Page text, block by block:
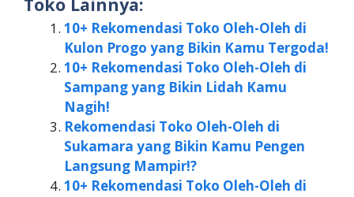
10+ Rekomendasi Toko Oleh-Oleh di
Kulon Progo yang Bikin Kamu Tergoda!
10+ Rekomendasi Toko Oleh-Oleh di
Sampang yang Bikin Lidah Kamu
Nagih!
Rekomendasi Toko Oleh-Oleh di
Sukamara yang Bikin Kamu Pengen
Langsung Mampir!?️
10+ Rekomendasi Toko Oleh-Oleh di